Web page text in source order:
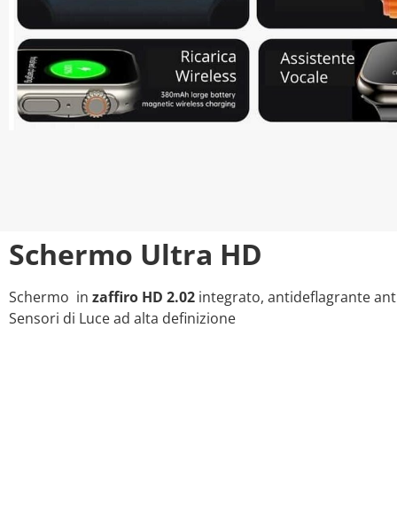
Schermo Ultra HD
Schermo in zaffiro HD 2.02 integrato, antideflagrante
Sensori di Luce ad alta definizione